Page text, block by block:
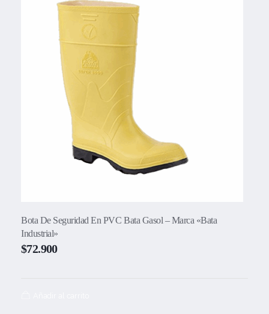
Bota De Seguridad En PVC Bata Gasol – Marca «Bata
Industrial»
$72.900